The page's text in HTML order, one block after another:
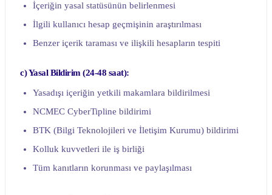
İçeriğin yasal statüsünün belirlenmesi
İlgili kullanıcı hesap geçmişinin araştırılması
Benzer içerik taraması ve ilişkili hesapların tespiti
c) Yasal Bildirim (24-48 saat):
Yasadışı içeriğin yetkili makamlara bildirilmesi
NCMEC CyberTipline bildirimi
BTK (Bilgi Teknolojileri ve İletişim Kurumu) bildirimi
Kolluk kuvvetleri ile iş birliği
Tüm kanıtların korunması ve paylaşılması